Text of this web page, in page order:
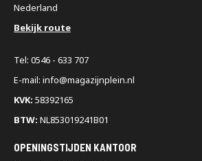
Nederland
Bekijk route
Tel: 0546 - 633 707
E-mail: info@magazijnplein.nl
KVK: 58392165
BTW: NL853019241B01
OPENINGSTIJDEN KANTOOR